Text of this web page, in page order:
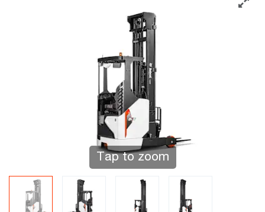
Tap to zoom